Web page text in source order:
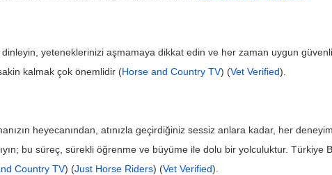
yeteneklerinizi aşmamaya dikkat edin ve her zaman uygun
kalmak çok önemlidir (Horse and Country TV) (Vet Verified).
heyecanından, atınızla geçirdiğiniz sessiz anlara kadar, her deneyim
bu süreç, sürekli öğrenme ve büyüme ile dolu bir yolculuktur. Türkiye
Country TV) (Just Horse Riders) (Vet Verified).